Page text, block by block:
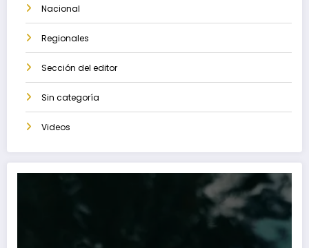
Nacional
Regionales
Sección del editor
Sin categoría
Videos